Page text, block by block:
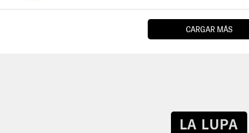
CARGAR MÁS